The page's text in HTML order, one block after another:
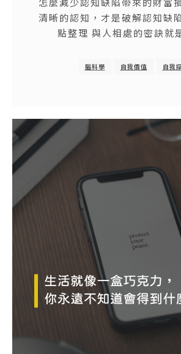
清晰的認知，才是破解認知缺
點整理 與人相處的密訣就
腦科學 自我價值 自我